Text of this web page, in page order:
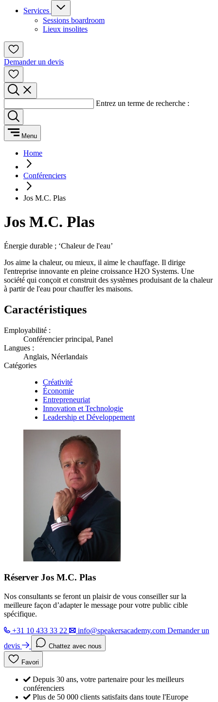
Services
Sessions boardroom
Lieux insolites
Demander un devis
Entrez un terme de recherche :
Menu
Home
Conférenciers
Jos M.C. Plas
Jos M.C. Plas
Énergie durable ; ‘Chaleur de l'eau’
Jos aime la chaleur, ou mieux, il aime le chauffage. Il dirige
l'entreprise innovante en pleine croissance H2O Systems. Une
société qui conçoit et construit des systèmes produisant de la chaleur
à partir de l'eau pour chauffer les maisons.
Caractéristiques
Employabilité :
Conférencier principal, Panel
Langues :
Anglais, Néerlandais
Catégories
Créativité
Économie
Entrepreneuriat
Innovation et Technologie
Leadership et Développement
Réserver Jos M.C. Plas
Nos consultants se feront un plaisir de vous conseiller sur la
meilleure façon d’adapter le message pour votre public cible
spécifique.
+31 10 433 33 22
info@speakersacademy.com Demander un
devis
Chattez avec nous
Favori
Depuis 30 ans, votre partenaire pour les meilleurs
conférenciers
Plus de 50 000 clients satisfaits dans toute l'Europe